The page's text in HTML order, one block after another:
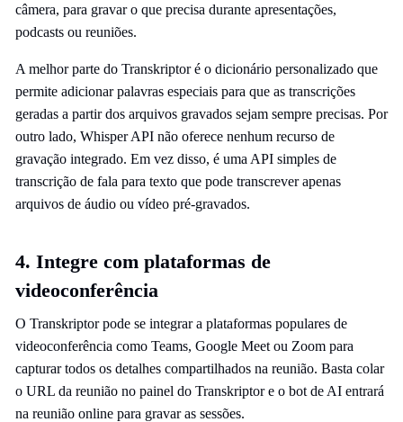
câmera, para gravar o que precisa durante apresentações,
podcasts ou reuniões.
A melhor parte do Transkriptor é o dicionário personalizado que
permite adicionar palavras especiais para que as transcrições
geradas a partir dos arquivos gravados sejam sempre precisas. Por
outro lado, Whisper API não oferece nenhum recurso de
gravação integrado. Em vez disso, é uma API simples de
transcrição de fala para texto que pode transcrever apenas
arquivos de áudio ou vídeo pré-gravados.
4. Integre com plataformas de
videoconferência
O Transkriptor pode se integrar a plataformas populares de
videoconferência como Teams, Google Meet ou Zoom para
capturar todos os detalhes compartilhados na reunião. Basta colar
o URL da reunião no painel do Transkriptor e o bot de AI entrará
na reunião online para gravar as sessões.